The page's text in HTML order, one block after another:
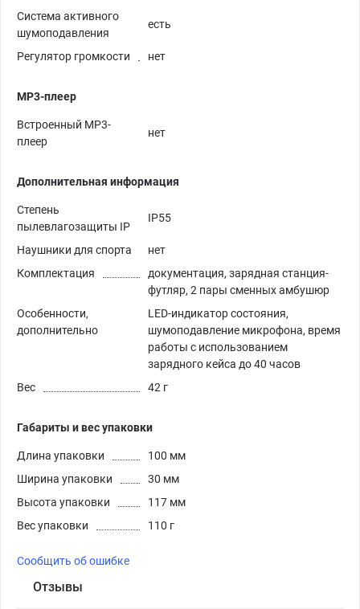
Система активного
шумоподавления
есть
Регулятор громкости нет
MP3-плеер
Встроенный MP3-
плеер
нет
Дополнительная информация
Степень
пылевлагозащиты IP
IP55
Наушники для спорта
нет
Комплектация
документация, зарядная станция-
футляр, 2 пары сменных амбушюр
Особенности,
дополнительно
LED-индикатор состояния,
шумоподавление микрофона, время
работы с использованием
зарядного кейса до 40 часов
Вес
42 г
Габариты и вес упаковки
Длина упаковки
100 мм
Ширина упаковки
30 мм
Высота упаковки
117 мм
Вес упаковки
110 г
Сообщить об ошибке
Отзывы